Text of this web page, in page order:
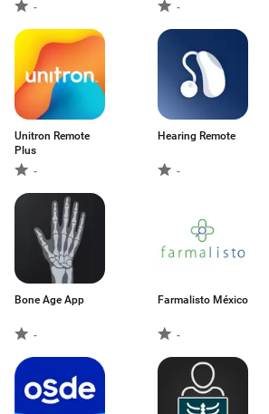
-
-
Unitron Remote
Plus
-
Hearing Remote
-
Bone Age App
-
Farmalisto México
-